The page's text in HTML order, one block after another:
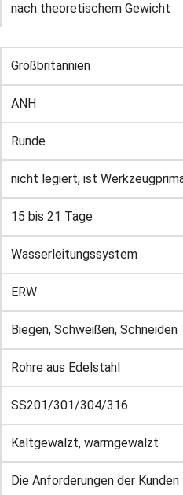
nach theoretischem Gewicht
Großbritannien
ANH
Runde
nicht legiert, ist
15 bis 21 Tage
Wasserleitungssystem
ERW
Biegen, Schweißen, Schneiden
Rohre aus Edelstahl
SS201/301/304/316
Kaltgewalzt, warmgewalzt
Die Anforderungen der Kunden